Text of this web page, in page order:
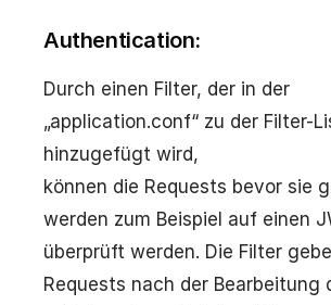
Authentication:
Durch einen Filter, der in der
„application.conf“ zu der Filter-
hinzugefügt wird,
können die Requests bevor sie
werden zum Beispiel auf einen
überprüft werden. Die Filter
Requests nach der Bearbeitung